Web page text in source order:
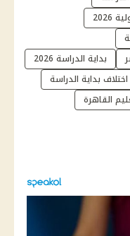
بداية الدراسة 2026
اختلاف بداية الدراسة
القاهرة